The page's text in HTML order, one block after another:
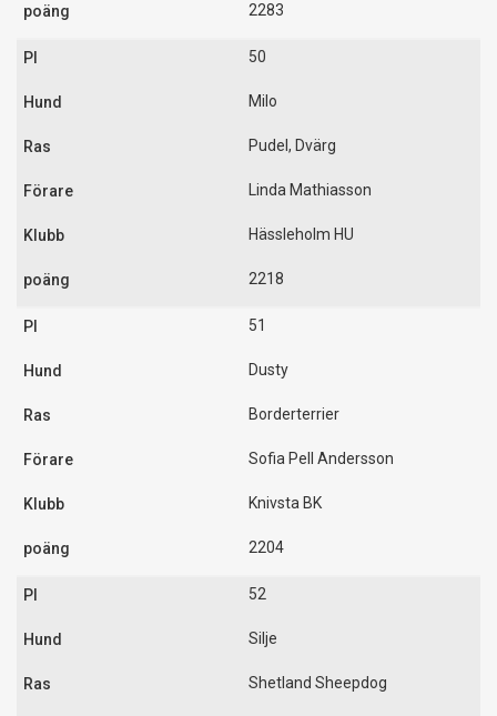
2283
50
Milo
Pudel, Dvärg
Linda Mathiasson
Hässleholm HU
2218
51
Dusty
Borderterrier
Sofia Pell Andersson
Knivsta BK
2204
52
Silje
Shetland Sheepdog